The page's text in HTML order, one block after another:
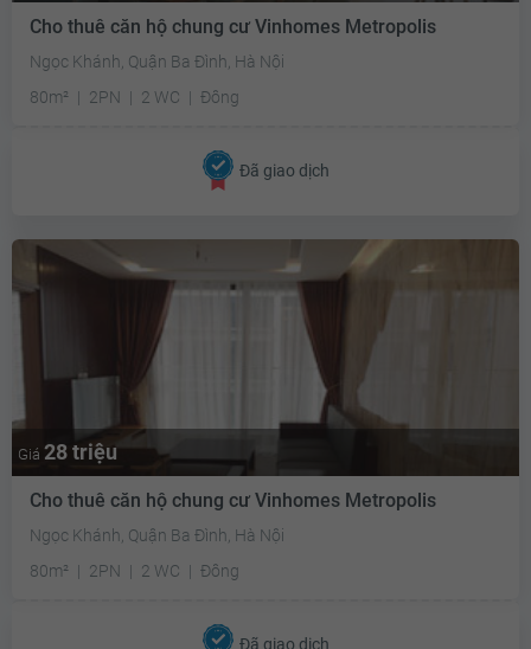
Cho thuê căn hộ chung cư Vinhomes Metropolis
Ngọc Khánh, Quận Ba Đình, Hà Nội
80m²
2PN 2 WC Đông
Đã giao dịch
Giá 28 triệu
Cho thuê căn hộ chung cư Vinhomes Metropolis
Ngọc Khánh, Quận Ba Đình, Hà Nội
80m²
2PN 2 WC Đông
Đã giao dịch